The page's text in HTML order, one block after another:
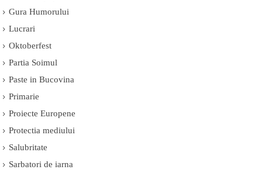
Gura Humorului
Lucrari
Oktoberfest
Partia Soimul
Paste in Bucovina
Primarie
Proiecte Europene
Protectia mediului
Salubritate
Sarbatori de iarna